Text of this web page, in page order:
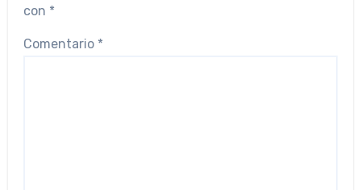
con *
Comentario *